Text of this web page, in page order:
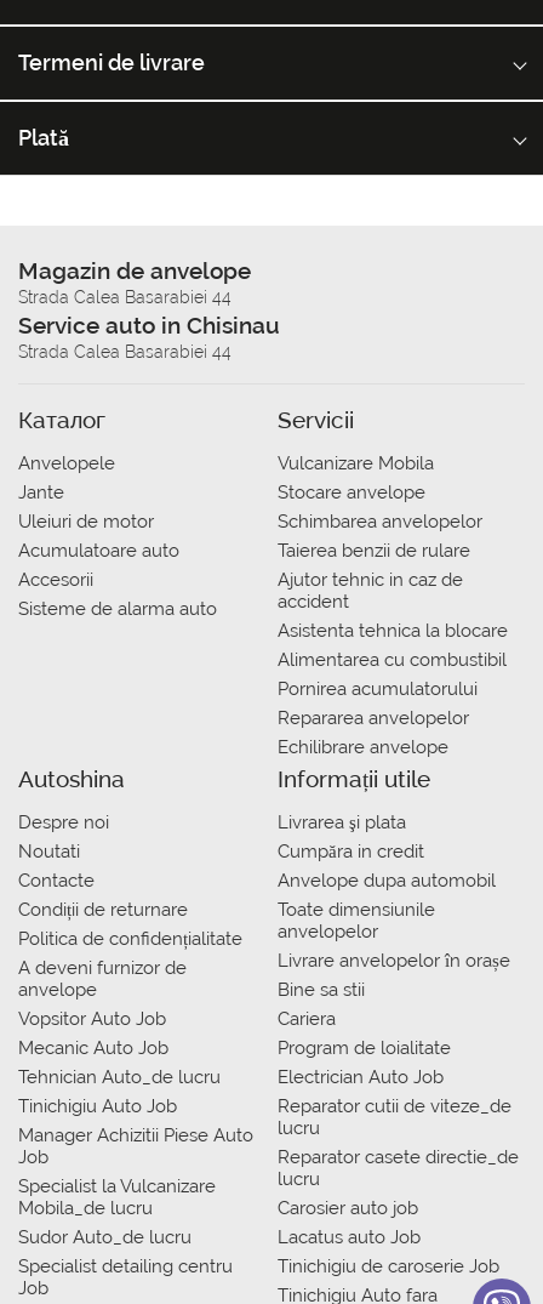
Termeni de livrare
Plată
Magazin de anvelope
Strada Calea Basarabiei 44
Service auto in Chisinau
Strada Calea Basarabiei 44
Каталог
Anvelopele
Jante
Uleiuri de motor
Acumulatoare auto
Accesorii
Sisteme de alarma auto
Servicii
Vulcanizare Mobila
Stocare anvelope
Schimbarea anvelopelor
Taierea benzii de rulare
Ajutor tehnic in caz de
accident
Asistenta tehnica la blocare
Alimentarea cu combustibil
Pornirea acumulatorului
Repararea anvelopelor
Echilibrare anvelope
Autoshina
Despre noi
Noutati
Contacte
Condiții de returnare
Politica de confidențialitate
A deveni furnizor de
anvelope
Vopsitor Auto Job
Mecanic Auto Job
Tehnician Auto_de lucru
Tinichigiu Auto Job
Manager Achizitii Piese Auto
Job
Specialist la Vulcanizare
Mobila_de lucru
Sudor Auto_de lucru
Specialist detailing centru
Job
Informații utile
Livrarea şi plata
Сumpăra in credit
Anvelope dupa automobil
Toate dimensiunile
anvelopelor
Livrare anvelopelor în orașe
Bine sa stii
Cariera
Program de loialitate
Electrician Auto Job
Reparator cutii de viteze_de
lucru
Reparator casete directie_de
lucru
Carosier auto job
Lacatus auto Job
Tinichigiu de caroserie Job
Tinichigiu Auto fara